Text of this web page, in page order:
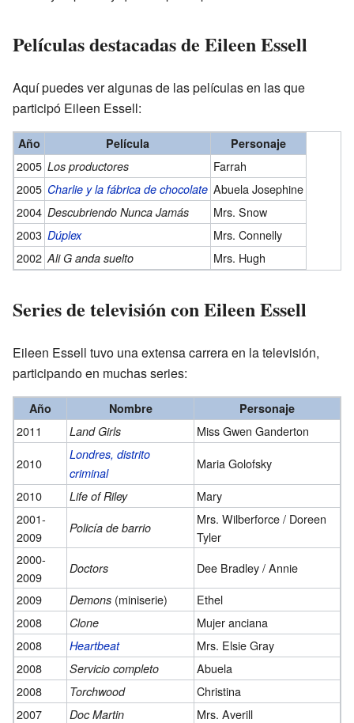
Películas destacadas de Eileen Essell
Aquí puedes ver algunas de las películas en las que
participó Eileen Essell:
Año Película Personaje
2005 Los productores
Farrah
2005 Charlie y la fábrica de chocolate Abuela Josephine
2004 Descubriendo Nunca Jamás
Mrs. Snow
2003 Dúplex
Mrs. Connelly
2002 Ali G anda suelto Mrs. Hugh
Series de televisión con Eileen Essell
Eileen Essell tuvo una extensa carrera en la televisión,
participando en muchas series:
Año Nombre Personaje
2011 Land Girls
Miss Gwen Ganderton
2010
Londres, distrito
criminal
Maria Golofsky
2010
Life of Riley
Mary
2001-
2009
Policía de barrio
Mrs. Wilberforce / Doreen
Tyler
2000-
2009
Doctors
Dee Bradley / Annie
2009
Demons(miniserie)
Ethel
2008
Clone
Mujer anciana
2008
Heartbeat
Mrs. Elsie Gray
2008
Servicio completo
Abuela
2008
Torchwood
Christina
2007
Doc Martin
Mrs. Averill